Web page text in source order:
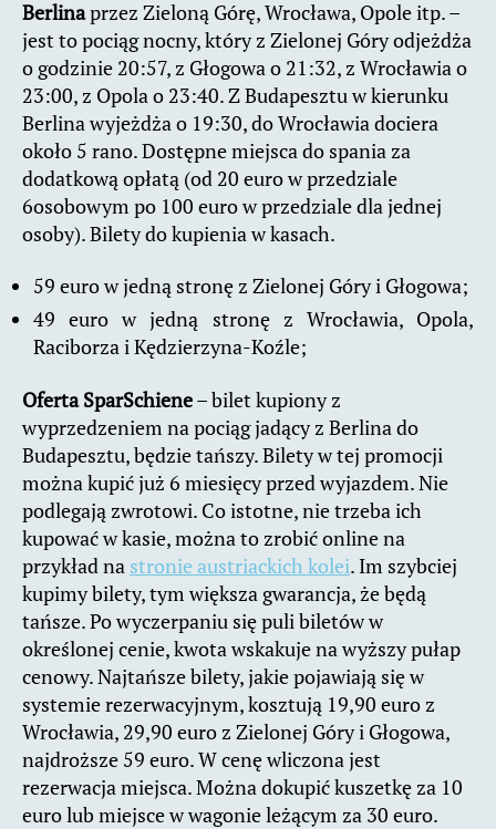
Berlinaprzez Zieloną Górę, Wrocława, Opole itp. –
jest to pociąg nocny, który z Zielonej Góry odjeżdża
o godzinie 20:57, z Głogowa o 21:32, z Wrocławia o
23:00, z Opola o 23:40. Z Budapesztu w kierunku
Berlina wyjeżdża o 19:30, do Wrocławia dociera
około 5 rano. Dostępne miejsca do spania za
dodatkową opłatą (od 20 euro w przedziale
6osobowym po 100 euro w przedziale dla jednej
osoby). Bilety do kupienia w kasach.
59 euro w jedną stronę z Zielonej Góry i Głogowa;
49 euro w jedną stronę z Wrocławia, Opola,
Raciborza i Kędzierzyna-Koźle;
Oferta SparSchiene– bilet kupiony z
wyprzedzeniem na pociąg jadący z Berlina do
Budapesztu, będzie tańszy. Bilety w tej promocji
można kupić już 6 miesięcy przed wyjazdem. Nie
podlegają zwrotowi. Co istotne, nie trzeba ich
kupować w kasie, można to zrobić online na
przykład na stronie austriackich kolei. Im szybciej
kupimy bilety, tym większa gwarancja, że będą
tańsze. Po wyczerpaniu się puli biletów w
określonej cenie, kwota wskakuje na wyższy pułap
cenowy. Najtańsze bilety, jakie pojawiają się w
systemie rezerwacyjnym, kosztują 19,90 euro z
Wrocławia, 29,90 euro z Zielonej Góry i Głogowa,
najdroższe 59 euro. W cenę wliczona jest
rezerwacja miejsca. Można dokupić kuszetkę za 10
euro lub miejsce w wagonie leżącym za 30 euro.